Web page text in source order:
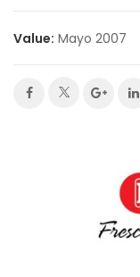
Value: Mayo 2007